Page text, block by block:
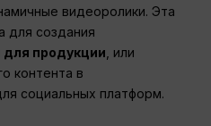
видеоролики. Эта
для создания
продукции , или
контента в
социальных платформ.